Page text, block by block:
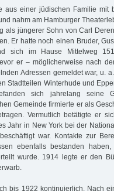
aus einer jüdischen Familie mit
nahm am Hamburger
als jüngerer Sohn von Carl
Er hatte noch einen Bruder,
sich im Hause Mittelweg
er – möglicherweise nach
Adressen gemeldet war, u.
Stadtteilen Winterhude und
sich jahrelang seine
Gemeinde firmierte er als
Vermutlich betätigte er
Jahr in New York bei der
war. Kontakte zur
ebenfalls bestanden
wurde. 1914 legte er den
bis 1922 kontinuierlich. Nach